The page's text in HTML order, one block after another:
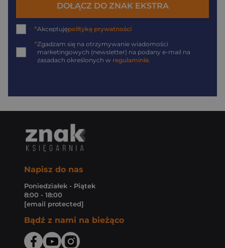
DOŁĄCZ DO ZNAK EKSTRA
*Akceptujępolitykę prywatności
*Zgadzam się na otrzymywanie wiadomości
marketingowych (newsletter) na podany e-mail na
zasadach określonych w regulaminie.
Napisz do nas
Poniedziałek - Piątek
8:00 - 18:00
[email protected]
Bądź z nami na bieżąco